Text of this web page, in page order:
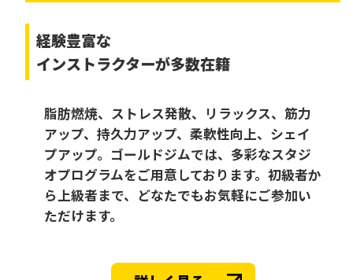
経験豊富な
インストラクターが多数在籍
脂肪燃焼、ストレス発散、リラックス、筋力
アップ、持久力アップ、柔軟性向上、シェイ
プアップ。ゴールドジムでは、多彩なスタジ
オプログラムをご用意しております。初級者か
ら上級者まで、どなたでもお気軽にご参加い
ただけます。